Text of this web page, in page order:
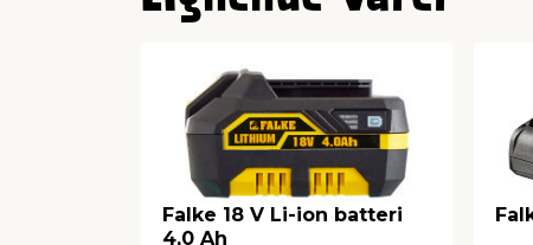
Falke 18 V Li-ion batteri
4,0 Ah